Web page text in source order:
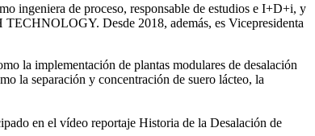
ingeniera de proceso, responsable de estudios e I+D+i, y
TECHNOLOGY. Desde 2018, además, es Vicepresidenta
la implementación de plantas modulares de desalación
la separación y concentración de suero lácteo, la
en el vídeo reportaje Historia de la Desalación de